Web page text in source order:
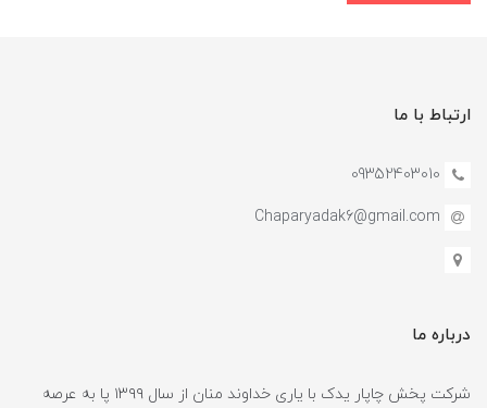
ارتباط با ما
09352403010
Chaparyadak6@gmail.com
درباره ما
شرکت پخش چاپار یدک با یاری خداوند منان از سال ۱۳۹۹ پا به عرصه